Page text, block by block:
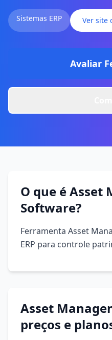
Sistemas ERP Ver site
Avaliar
O que é Asset
Software?
Ferramenta Asset
ERP para controle
Asset
preços e